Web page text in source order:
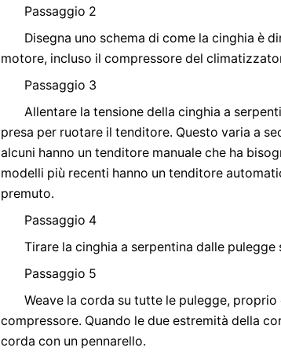
Passaggio 2
Disegna uno schema di come la cinghia è
motore, incluso il compressore del
Passaggio 3
Allentare la tensione della cinghia a
presa per ruotare il tenditore. Questo varia a
alcuni hanno un tenditore manuale che ha
modelli più recenti hanno un tenditore
premuto.
Passaggio 4
Tirare la cinghia a serpentina dalle
Passaggio 5
Weave la corda su tutte le pulegge,
compressore. Quando le due estremità della
corda con un pennarello.